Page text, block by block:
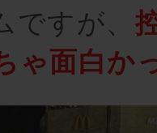
ですが、
ゃ面白か